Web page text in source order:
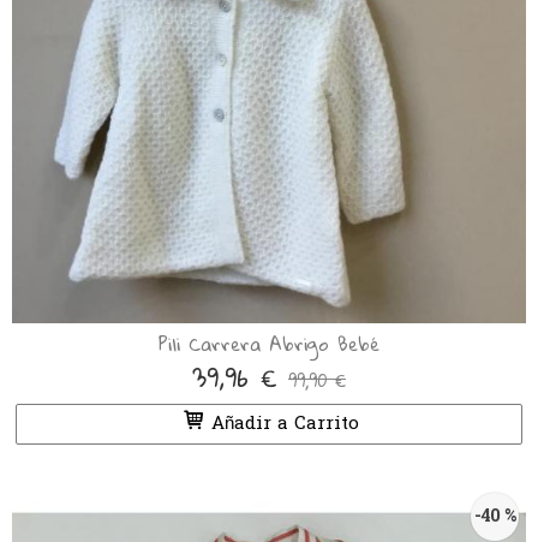
Pili Carrera Abrigo Bebé
39,96 € 99,90 €
Añadir a Carrito
-40 %